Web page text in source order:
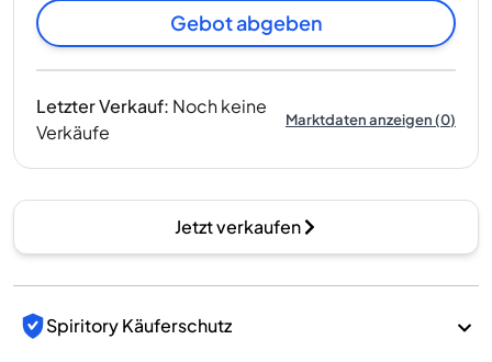
Gebot abgeben
Letzter Verkauf: Noch keine
Verkäufe
Marktdaten anzeigen(0)
Jetzt verkaufen
Spiritory Käuferschutz